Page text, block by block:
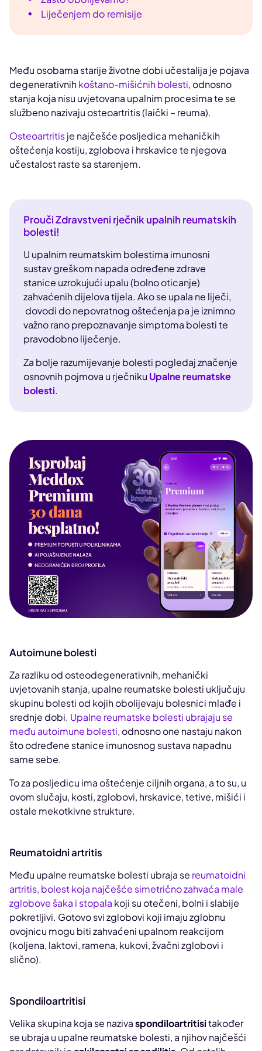
Liječenjem do remisije
Među osobama starije životne dobi učestalija je pojava
degenerativnihkoštano-mišićnih bolesti, odnosno
stanja koja nisu uvjetovana upalnim procesima te se
službeno nazivaju osteoartritis (laički – reuma).
Osteoartritisje najčešće posljedica mehaničkih
oštećenja kostiju, zglobova i hrskavice te njegova
učestalost raste sa starenjem.
Prouči Zdravstveni rječnik upalnih reumatskih
bolesti!
U upalnim reumatskim bolestima imunosni
sustav greškom napada određene zdrave
stanice uzrokujući upalu (bolno oticanje)
zahvaćenih dijelova tijela. Ako se upala ne liječi,
dovodi do nepovratnog oštećenja pa je iznimno
važno rano prepoznavanje simptoma bolesti te
pravodobno liječenje.
Za bolje razumijevanje bolesti pogledaj značenje
osnovnih pojmova u rječniku Upalne reumatske
bolesti.
Autoimune bolesti
Za razliku od osteodegenerativnih, mehanički
uvjetovanih stanja, upalne reumatske bolesti uključuju
skupinu bolesti od kojih obolijevaju bolesnici mlađe i
srednje dobi. Upalne reumatske bolesti ubrajaju se
među autoimune bolesti, odnosno one nastaju nakon
što određene stanice imunosnog sustava napadnu
same sebe.
To za posljedicu ima oštećenje ciljnih organa, a to su, u
ovom slučaju, kosti, zglobovi, hrskavice, tetive, mišići i
ostale mekotkivne strukture.
Reumatoidni artritis
Među upalne reumatske bolesti ubraja se reumatoidni
artritis, bolest koja najčešće simetrično zahvaća male
zglobove šaka i stopala koji su otečeni, bolni i slabije
pokretljivi. Gotovo svi zglobovi koji imaju zglobnu
ovojnicu mogu biti zahvaćeni upalnom reakcijom
(koljena, laktovi, ramena, kukovi, žvačni zglobovi i
slično).
Spondiloartritisi
Velika skupina koja se nazivaspondiloartritisitakođer
se ubraja u upalne reumatske bolesti, a njihov najčešći